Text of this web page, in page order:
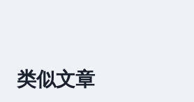
类似文章